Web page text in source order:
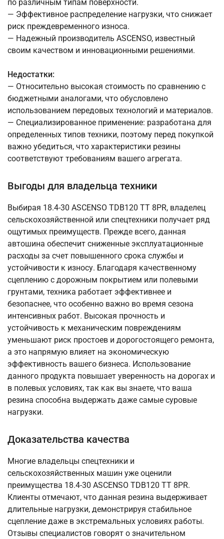
по различным типам поверхности.
— Эффективное распределение нагрузки, что снижает
риск преждевременного износа.
— Надежный производитель ASCENSO, известный
своим качеством и инновационными решениями.
Недостатки:
— Относительно высокая стоимость по сравнению с
бюджетными аналогами, что обусловлено
использованием передовых технологий и материалов.
— Специализированное применение: разработана для
определенных типов техники, поэтому перед покупкой
важно убедиться, что характеристики резины
соответствуют требованиям вашего агрегата.
Выгоды для владельца техники
Выбирая 18.4-30 ASCENSO TDB120 TT 8PR, владелец
сельскохозяйственной или спецтехники получает ряд
ощутимых преимуществ. Прежде всего, данная
автошина обеспечит сниженные эксплуатационные
расходы за счет повышенного срока службы и
устойчивости к износу. Благодаря качественному
сцеплению с дорожным покрытием или полевыми
грунтами, техника работает эффективнее и
безопаснее, что особенно важно во время сезона
интенсивных работ. Высокая прочность и
устойчивость к механическим повреждениям
уменьшают риск простоев и дорогостоящего ремонта,
а это напрямую влияет на экономическую
эффективность вашего бизнеса. Использование
данного продукта повышает уверенность на дорогах и
в полевых условиях, так как вы знаете, что ваша
резина способна выдержать даже самые суровые
нагрузки.
Доказательства качества
Многие владельцы спецтехники и
сельскохозяйственных машин уже оценили
преимущества 18.4-30 ASCENSO TDB120 TT 8PR.
Клиенты отмечают, что данная резина выдерживает
длительные нагрузки, демонстрируя стабильное
сцепление даже в экстремальных условиях работы.
Отзывы специалистов говорят о значительном